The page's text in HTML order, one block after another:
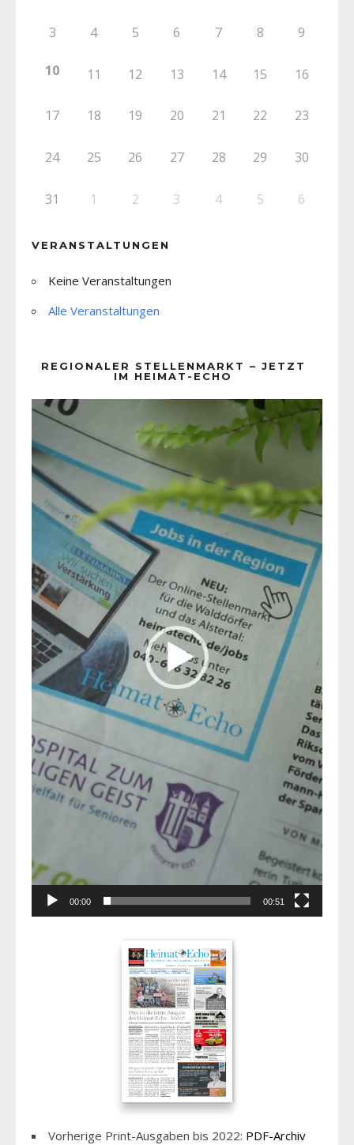
3 4 5 6 7 8 9
10 11 12 13 14 15 16
17 18 19 20 21 22 23
24 25 26 27 28 29 30
31 1 2 3 4 5 6
VERANSTALTUNGEN
Keine Veranstaltungen
Alle Veranstaltungen
REGIONALER STELLENMARKT – JETZT
IM HEIMAT-ECHO
Player
00:00 00:51
Vorherige Print-Ausgaben bis 2022: PDF-Archiv